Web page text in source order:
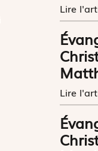
Lire
Lire